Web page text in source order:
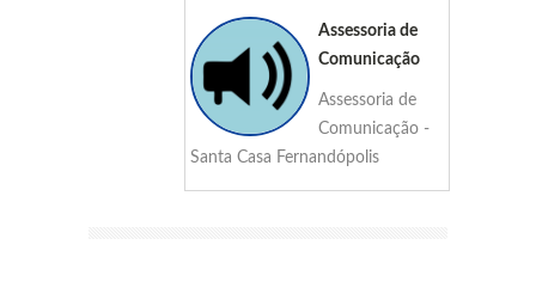
Assessoria de
Comunicação
Assessoria de
Comunicação -
Santa Casa Fernandópolis